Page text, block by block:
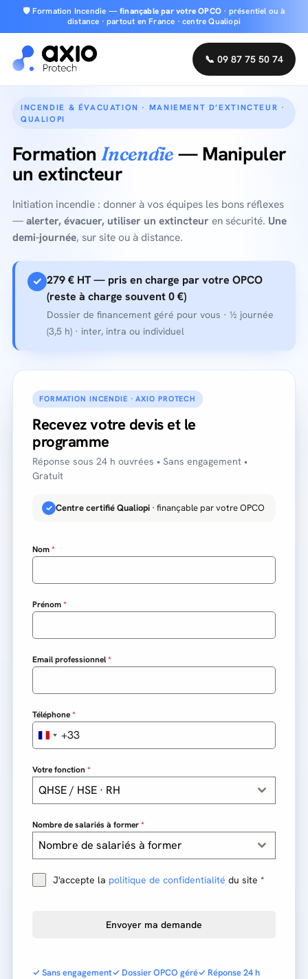
🛡️ Formation Incendie —finançable par votre OPCO · présentiel ou à
distance · partout en France · centre Qualiopi
📞 09 87 75 50 74
INCENDIE & ÉVACUATION · MANIEMENT D’EXTINCTEUR ·
QUALIOPI
FormationIncendie— Manipuler
un extincteur
Initiation incendie : donner à vos équipes les bons réflexes
—alerter, évacuer, utiliser un extincteur en sécurité. Une
demi-journée, sur site ou à distance.
✓ 279 € HT — pris en charge par votre OPCO
(reste à charge souvent 0 €)
Dossier de financement géré pour vous · ½ journée
(3,5 h) · inter, intra ou individuel
FORMATION INCENDIE · AXIO PROTECH
Recevez votre devis et le
programme
Réponse sous 24 h ouvrées • Sans engagement •
Gratuit
✓ Centre certifié Qualiopi · finançable par votre OPCO
Nom*
Prénom*
Email professionnel*
Téléphone*
F
a
n
c
e
+
3
+33
Votre fonction*
QHSE / HSE · RH
Nombre de salariés à former*
Nombre de salariés à former
J'accepte la politique de confidentialité du site *
Envoyer ma demande
✓ Sans engagement✓ Dossier OPCO géré✓ Réponse 24 h